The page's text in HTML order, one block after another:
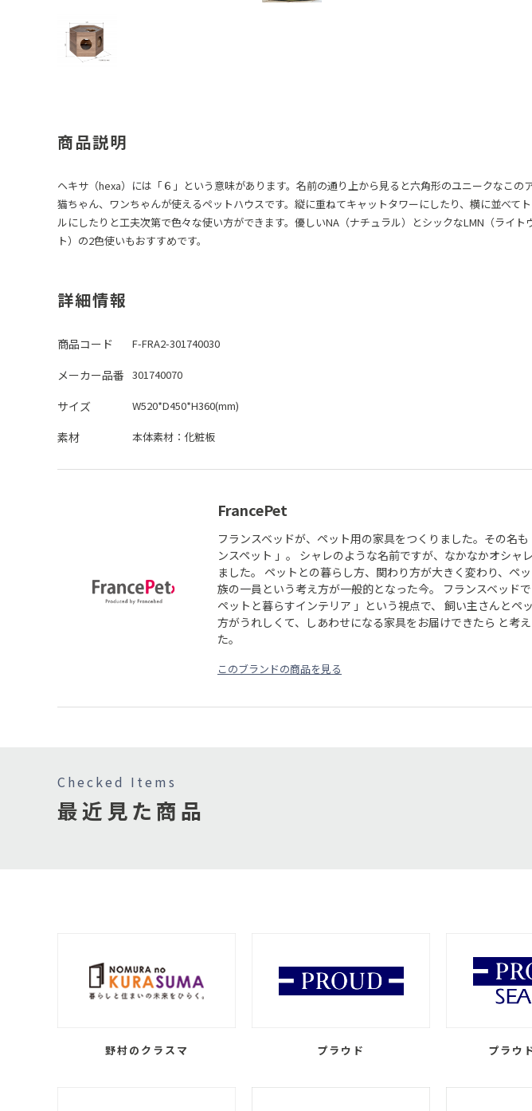
商品説明
ヘキサ（hexa）には「６」という意味があります。名前の通り上から見ると六角形のユニークなこのア
猫ちゃん、ワンちゃんが使えるペットハウスです。縦に重ねてキャットタワーにしたり、横に並べて
ルにしたりと工夫次第で色々な使い方ができます。優しいNA（ナチュラル）とシックなLMN（ライト
ト）の2色使いもおすすめです。
詳細情報
商品コード F-FRA2-301740030
メーカー品番 301740070
サイズ W520*D450*H360(mm)
素材 本体素材： 化粧板
FrancePet
フランスベッドが、ペット用の家具をつくりました。その名も
ンスペット 」。 シャレのような名前ですが、なかなかオシャ
ました。 ペットとの暮らし方、関わり方が大きく変わり、ペ
族の一員という考え方が一般的となった今。 フランスベッド
ペットと暮らすインテリア 」という視点で、 飼い主さんとペ
方がうれしくて、しあわせになる家具をお届けできたら と考
た。
このブランドの商品を見る
Checked Items
最近見た商品
野村のクラスマ プラウド プラウ